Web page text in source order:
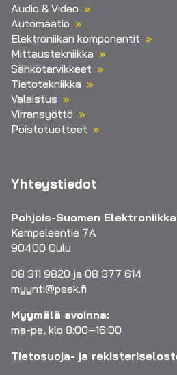
Audio & Video
Automaatio
Elektroniikan komponentit
Mittaustekniikka
Sähkötarvikkeet
Tietotekniikka
Valaistus
Virransyöttö
Poistotuotteet
Yhteystiedot
Pohjois-Suomen
Kempeleentie 7A
90400 Oulu
08 311 9820 ja 08 377 614
myynti@psek.fi
Myymälä avoinna:
ma-pe, klo 8:00–16:00
Tietosuoja- ja